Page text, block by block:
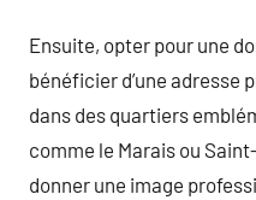
Ensuite, opter pour une
bénéficier d’une adresse
dans des quartiers
comme le Marais ou
donner une image